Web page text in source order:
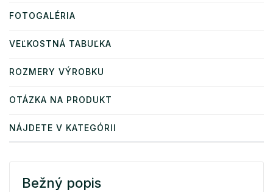
FOTOGALÉRIA
VEĽKOSTNÁ TABUĽKA
ROZMERY VÝROBKU
OTÁZKA NA PRODUKT
NÁJDETE V KATEGÓRII
Bežný popis